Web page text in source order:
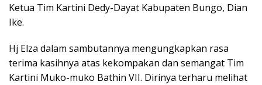
Ketua Tim Kartini Dedy-Dayat Kabupaten Bungo, Dian
Ike.
Hj Elza dalam sambutannya mengungkapkan rasa
terima kasihnya atas kekompakan dan semangat Tim
Kartini Muko-muko Bathin VII. Dirinya terharu melihat